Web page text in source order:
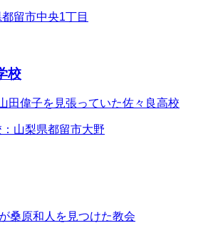
留市中央1丁目
校
田偉子を見張っていた佐々良高校
山梨県都留市大野
桑原和人を見つけた教会